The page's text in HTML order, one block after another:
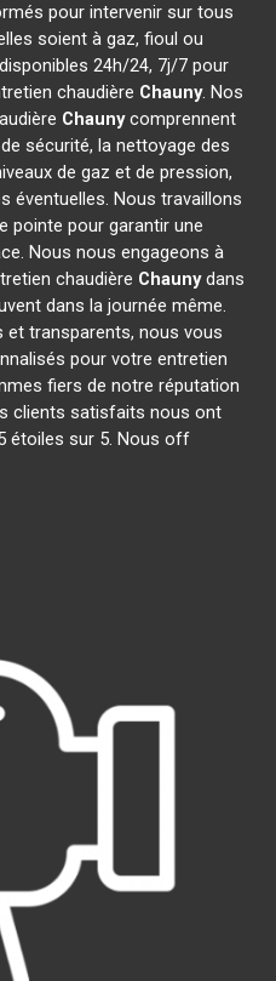
pour intervenir sur tous
soient à gaz, fioul ou
24h/24, 7j/7 pour
chaudière Chauny. Nos
Chaunycomprennent
sécurité, la nettoyage des
de gaz et de pression,
éventuelles. Nous travaillons
pointe pour garantir une
Nous nous engageons à
chaudière Chaunydans
dans la journée même.
transparents, nous vous
pour votre entretien
fiers de notre réputation
clients satisfaits nous ont
étoiles sur 5. Nous off